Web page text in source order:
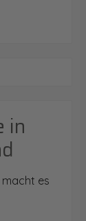
in
es